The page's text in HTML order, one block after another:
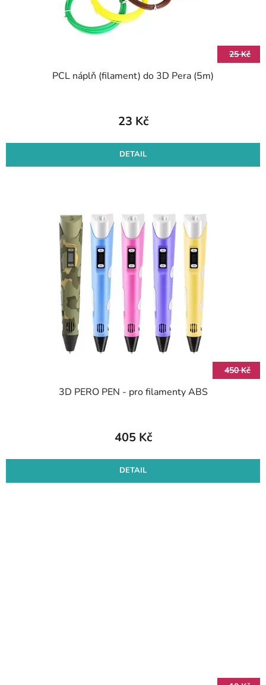
25 Kč
PCL náplň (filament) do 3D Pera (5m)
23 Kč
DETAIL
450 Kč
3D PERO PEN - pro filamenty ABS
405 Kč
DETAIL